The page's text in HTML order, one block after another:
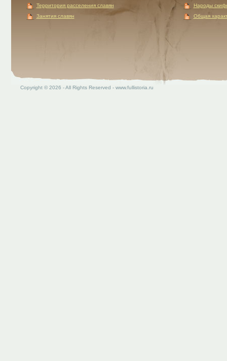
Территория расселения славян
Занятия славян
Народы
Общая
Copyright © 2026 - All Rights Reserved - www.fullistoria.ru